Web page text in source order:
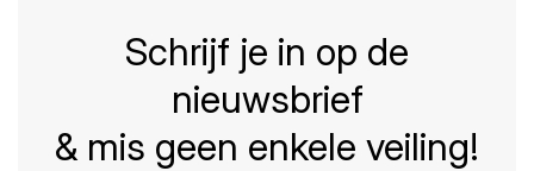
Schrijf je in op de
nieuwsbrief
& mis geen enkele veiling!